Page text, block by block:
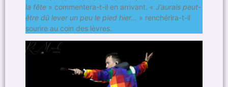
la fête » commentera-t-il en arrivant. « J’aurais peut-
être dû lever un peu le pied hier… » renchérira-t-il
sourire au coin des lèvres.